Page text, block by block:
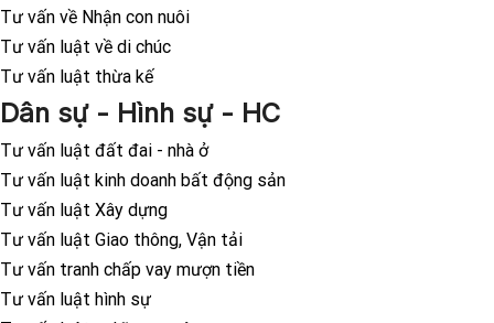
Tư vấn về Nhận con nuôi
Tư vấn luật về di chúc
Tư vấn luật thừa kế
Dân sự - Hình sự - HC
Tư vấn luật đất đai - nhà ở
Tư vấn luật kinh doanh bất động sản
Tư vấn luật Xây dựng
Tư vấn luật Giao thông, Vận tải
Tư vấn tranh chấp vay mượn tiền
Tư vấn luật hình sự